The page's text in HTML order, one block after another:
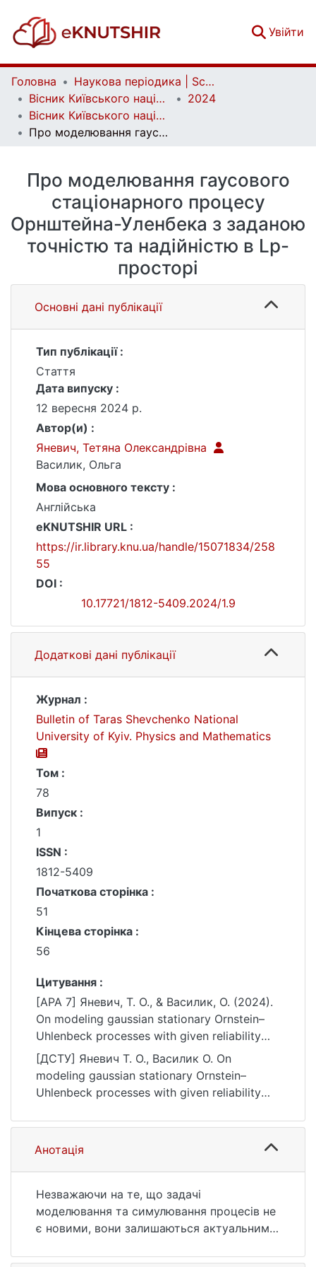
Увійти
Головна
Наукова періодика | Scientific periodicals
Вісник Київського національного університету імені Тараса Шевченка. Фізико-математичні науки | Bulletin of Taras Shevchenko National University of Kyiv. Series: Physics and Mathematics
2024
Вісник Київського національного університету імені Тараса Шевченка. Фізико-математичні науки. Том 78 № 1
Про моделювання гаусового стаціонарного процесу Орнштейна-Уленбека з заданою точністю та надійністю в Lp-просторі
Про моделювання гаусового
стаціонарного процесу
Орнштейна-Уленбека з заданою
точністю та надійністю в Lp-
просторі
Основні дані публікації
Тип публікації :
Стаття
Дата випуску :
12 вересня 2024 р.
Автор(и) :
Яневич, Тетяна Олександрівна
Василик, Ольга
Мова основного тексту :
Англійська
eKNUTSHIR URL :
https://ir.library.knu.ua/handle/15071834/258
55
DOI :
10.17721/1812-5409.2024/1.9
Додаткові дані публікації
Журнал :
Bulletin of Taras Shevchenko National
University of Kyiv. Physics and Mathematics
Том :
78
Випуск :
1
ISSN :
1812-5409
Початкова сторінка :
51
Кінцева сторінка :
56
Цитування :
[APA 7] Яневич, Т. О., & Василик, О. (2024).
On modeling gaussian stationary Ornstein–
Uhlenbeck processes with given reliability
and accuracy in Lp-spaces. Bulletin of Taras
Shevchenko National University of Kyiv.
Physics and Mathematics, 78(1), 51–56.
https://doi.org/10.17721/1812-5409.2024/1.9
[ДСТУ] Яневич Т. О., Василик О. On
modeling gaussian stationary Ornstein–
Uhlenbeck processes with given reliability
Shevchenko National University of Kyiv.
Physics and Mathematics. 2024. Vol. 78, no.
1. P. 51—56. DOI: 10.17721/1812-
Анотація
Незважаючи на те, що задачі
моделювання та симулювання процесів не
є новими, вони залишаються актуальними
потужнішими, і це дозволяє нам